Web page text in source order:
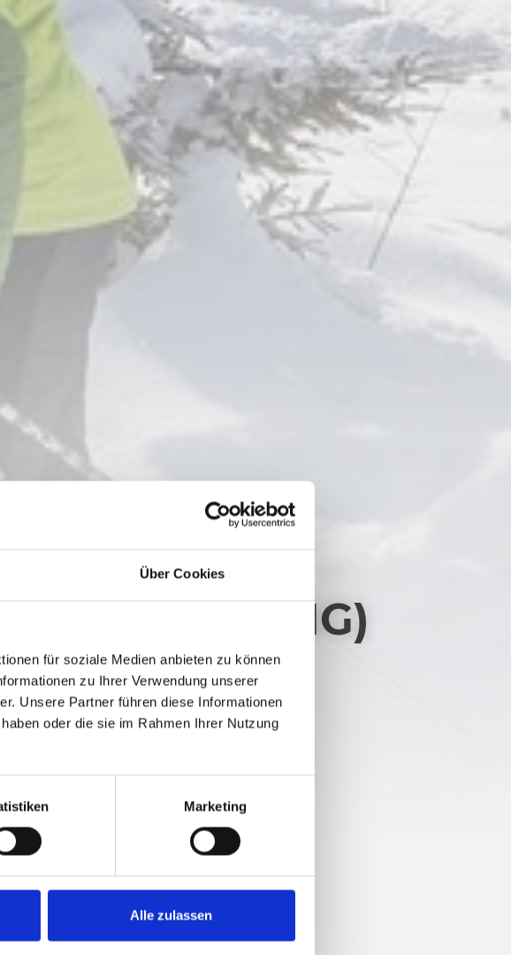
Über Cookies
für soziale Medien anbieten zu können
zu Ihrer Verwendung unserer
Unsere Partner führen diese Informationen
oder die sie im Rahmen Ihrer Nutzung
Marketing
Alle zulassen
U. SKATING)